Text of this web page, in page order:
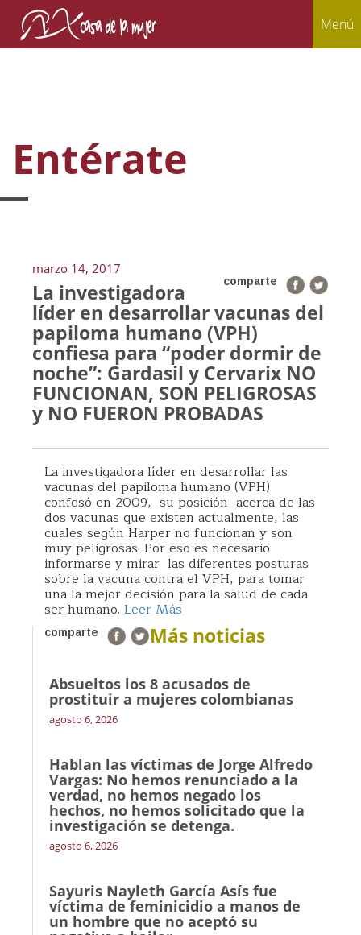
Menú
Entérate
marzo 14, 2017
comparte
La investigadora
líder en desarrollar vacunas del
papiloma humano (VPH)
confiesa para “poder dormir de
noche”: Gardasil y Cervarix NO
FUNCIONAN, SON PELIGROSAS
y NO FUERON PROBADAS
La investigadora líder en desarrollar las
vacunas del papiloma humano (VPH)
confesó en 2009, su posición acerca de las
dos vacunas que existen actualmente, las
cuales según Harper no funcionan y son
muy peligrosas. Por eso es necesario
informarse y mirar las diferentes posturas
sobre la vacuna contra el VPH, para tomar
una la mejor decisión para la salud de cada
ser humano. Leer Más
comparte Más noticias
Absueltos los 8 acusados de
prostituir a mujeres colombianas
agosto 6, 2026
Hablan las víctimas de Jorge Alfredo
Vargas: No hemos renunciado a la
verdad, no hemos negado los
hechos, no hemos solicitado que la
investigación se detenga.
agosto 6, 2026
Sayuris Nayleth García Asís fue
víctima de feminicidio a manos de
un hombre que no aceptó su